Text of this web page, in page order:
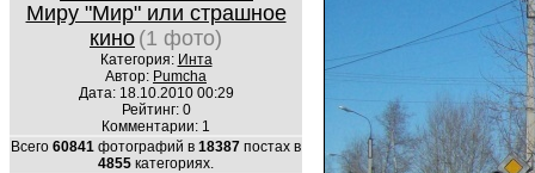
Миру "Мир" или страшное
кино (1 фото)
Категория: Инта
Автор: Pumcha
Дата: 18.10.2010 00:29
Рейтинг: 0
Комментарии: 1
Всего 60841 фотографий в 18387 постах в
4855 категориях.